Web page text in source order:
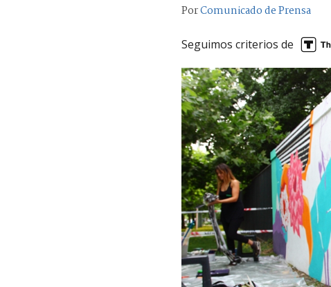
PorComunicado de Prensa
Seguimos criterios de